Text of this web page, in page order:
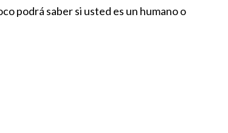
podrá saber si usted es un humano o